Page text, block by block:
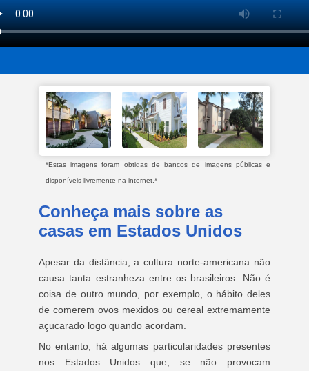
*Estas imagens foram obtidas de bancos de imagens públicas e
disponíveis livremente na internet.*
Conheça mais sobre as
casas em Estados Unidos
Apesar da distância, a cultura norte-americana não
causa tanta estranheza entre os brasileiros. Não é
coisa de outro mundo, por exemplo, o hábito deles
de comerem ovos mexidos ou cereal extremamente
açucarado logo quando acordam.
No entanto, há algumas particularidades presentes
nos Estados Unidos que, se não provocam